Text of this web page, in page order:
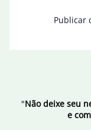
"Não deixe seu
e